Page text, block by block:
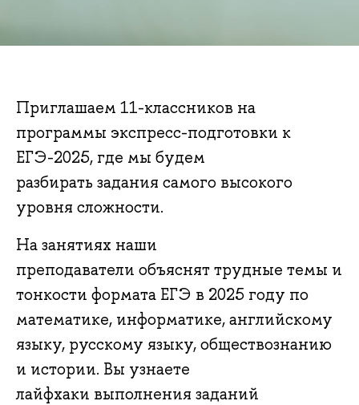
Приглашаем 11-классников на
программы экспресс-подготовки к
ЕГЭ-2025, где мы будем
разбирать задания самого высокого
уровня сложности.
На занятиях наши
преподаватели объяснят трудные темы и
тонкости формата ЕГЭ в 2025 году по
математике, информатике, английскому
языку, русскому языку, обществознанию
и истории. Вы узнаете
лайфхаки выполнения заданий